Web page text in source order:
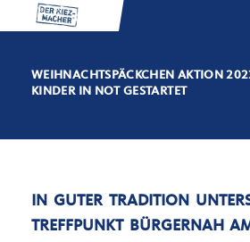
WEIHNACHTSPÄCKCHEN AKTION
KINDER IN NOT GESTARTET
IN GUTER TRADITION
TREFFPUNKT BÜRGERNAH